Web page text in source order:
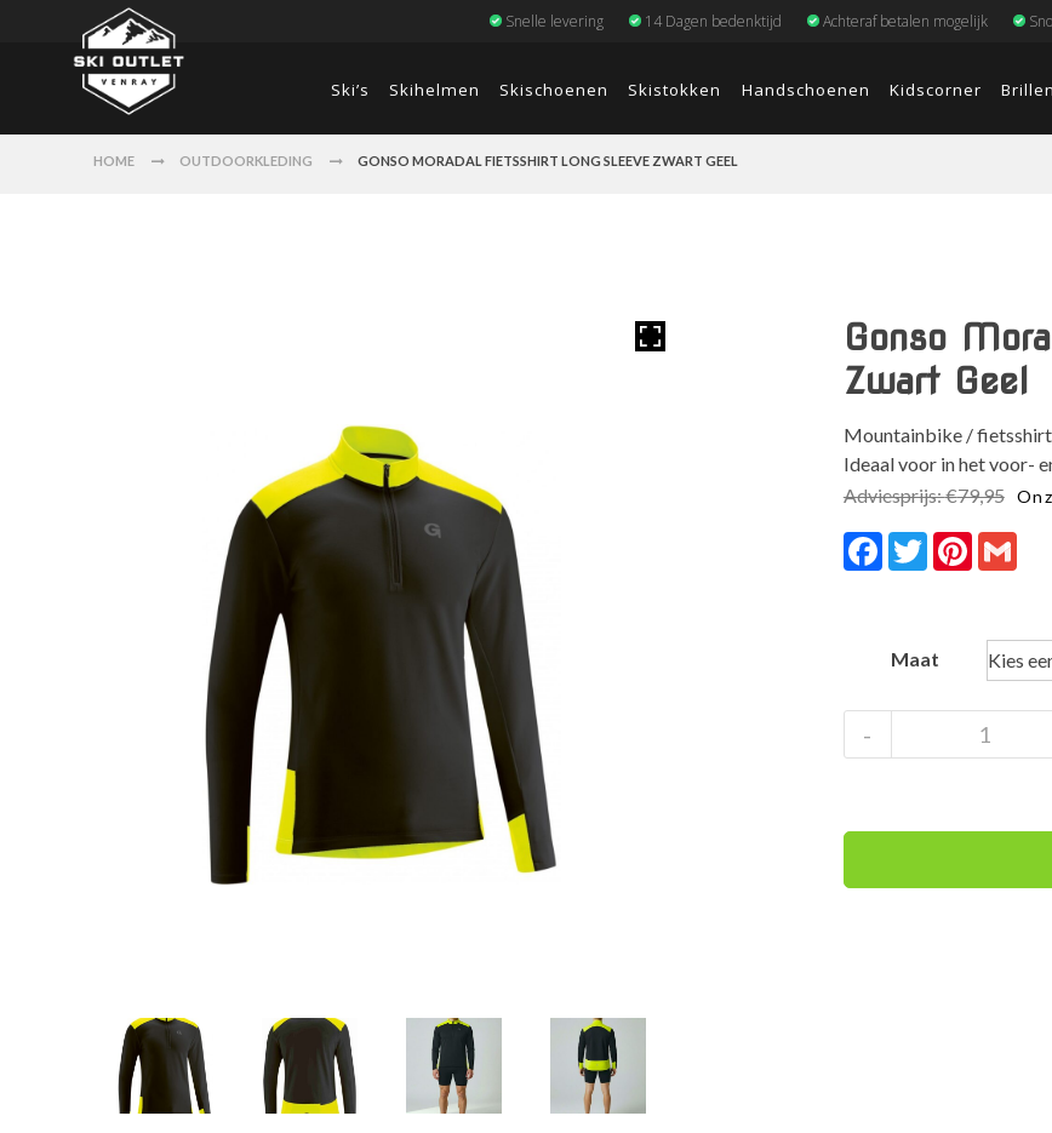
Snelle levering 14 Dagen bedenktijd Achteraf betalen mogelijk
Ski’s Skihelmen Skischoenen Skistokken Handschoenen Kidscorner Brillen
HOME OUTDOORKLEDING GONSO MORADAL FIETSSHIRT LONG SLEEVE ZWART GEEL
Gonso
Zwart Geel
Mountainbike /
Ideaal voor in het voor-
Adviesprijs:€79,95
Facebook
TwitterPinterest
Maat
Moradal
Sleeve
-